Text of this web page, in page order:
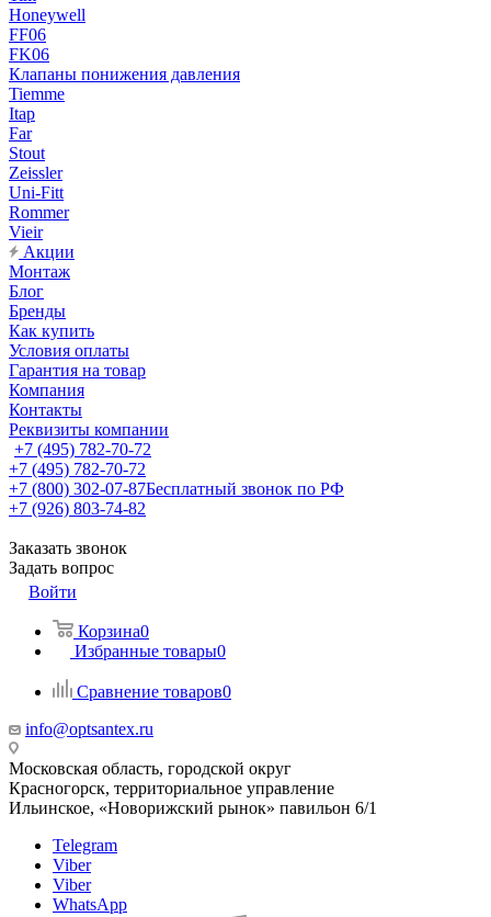
Honeywell
FF06
FK06
Клапаны понижения давления
Tiemme
Itap
Far
Stout
Zeissler
Uni-Fitt
Rommer
Vieir
Акции
Монтаж
Блог
Бренды
Как купить
Условия оплаты
Гарантия на товар
Компания
Контакты
Реквизиты компании
+7 (495) 782-70-72
+7 (495) 782-70-72
+7 (800) 302-07-87Бесплатный звонок по РФ
+7 (926) 803-74-82
Заказать звонок
Задать вопрос
Войти
Корзина0
Избранные товары0
Сравнение товаров0
info@optsantex.ru
Московская область, городской округ
Красногорск, территориальное управление
Ильинское, «Новорижский рынок» павильон 6/1
Telegram
Viber
Viber
WhatsApp